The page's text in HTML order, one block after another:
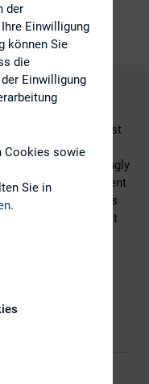
the number of
since 2018, last
for campaigns by
grew increasingly
management
boost returns. This
examines to what
finden Sie
der
Einwilligung
können Sie
die
Einwilligung
Cookies sowie
Sie in
.